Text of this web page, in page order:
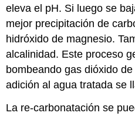
eleva el pH. Si luego se
mejor precipitación de
hidróxido de magnesio.
alcalinidad. Este proceso
bombeando gas dióxido
adición al agua tratada se
La re-carbonatación se